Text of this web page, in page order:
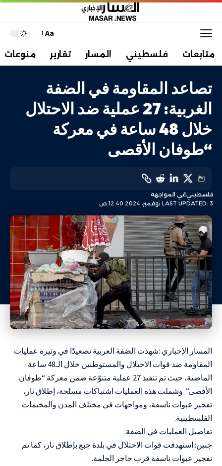
Aa
متابعات فلسطيني المسار تقارير منوعات
تصاعد المقاومة في الضفة
الغربية: 27 عملية ضد الاحتلال
خلال 48 ساعة في معركة
“طوفان الأقصى
LAST UPDATED: 3 نوفمبر، 2024 12:40 ص
فلسطينيفي المواجهة
المسار الإخباري :شهدت الضفة الغربية تصعيدًا في وتيرة عمليات
المقاومة ضد قوات الاحتلال والمستوطنين خلال الـ48 ساعة
الماضية، حيث تم تنفيذ 27 عملية متنوّعة ضمن معركة “طوفان
الأقصى”. وشملت هذه العمليات اشتباكات مسلحة، إطلاق نار،
تفجير عبوات ناسفة، ومواجهات في مختلف المدن والمخيمات
الفلسطينية.
تفاصيل العمليات في الضفة:
جنين: استهدفت قوات الاحتلال في بلدة جبع بإطلاق نار، كما تم
تفجير عبوات ناسفة قرب حاجز الجلمة.